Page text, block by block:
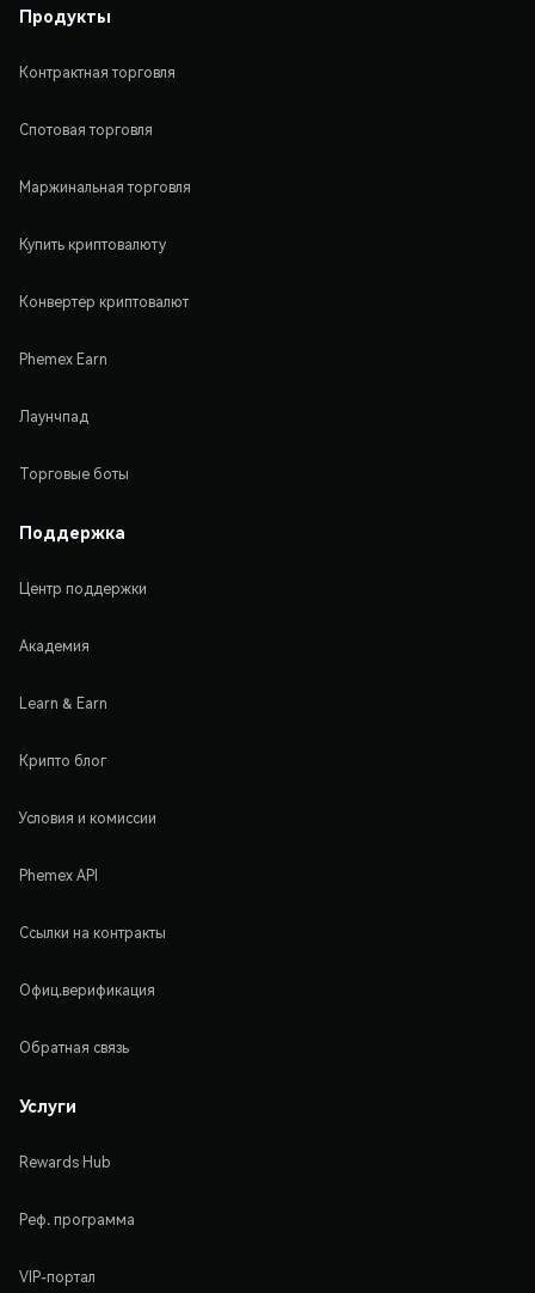
Продукты
Контрактная торговля
Спотовая торговля
Маржинальная торговля
Купить криптовалюту
Конвертер криптовалют
Phemex Earn
Лаунчпад
Торговые боты
Поддержка
Центр поддержки
Академия
Learn & Earn
Крипто блог
Условия и комиссии
Phemex API
Ссылки на контракты
Офиц.верификация
Обратная связь
Услуги
Rewards Hub
Реф. программа
VIP-портал